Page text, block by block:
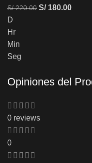
S/220.00 S/180.00
D
Hr
Min
Seg
Opiniones del
0 reviews
0